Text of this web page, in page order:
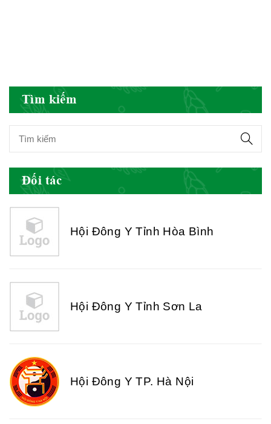
Tìm kiếm
Đối tác
Hội Đông Y Tỉnh Yên Bái
Hội Đông Y Tỉnh Hòa Bình
Hội Đông Y Tỉnh Sơn La
Hội Đông Y TP. Hà Nội